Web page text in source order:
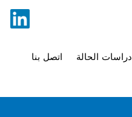
اتصل بنا دراسات الحالة